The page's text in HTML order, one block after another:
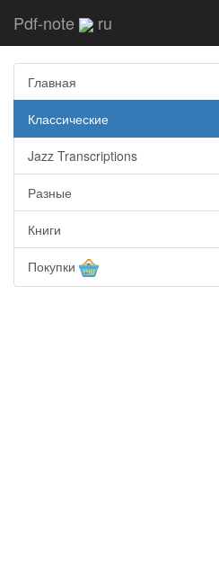
Pdf-note ru
Главная
Классические
Jazz Transcriptions
Разные
Книги
Покупки